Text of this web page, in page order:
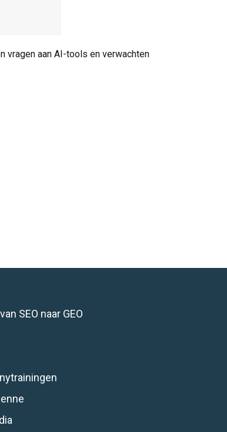
vragen aan AI-tools en verwachten
SEO naar GEO